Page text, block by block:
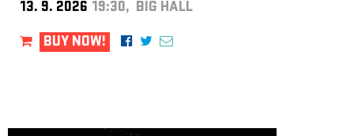
13. 9. 2026 19:30, BIG HALL
BUY NOW!